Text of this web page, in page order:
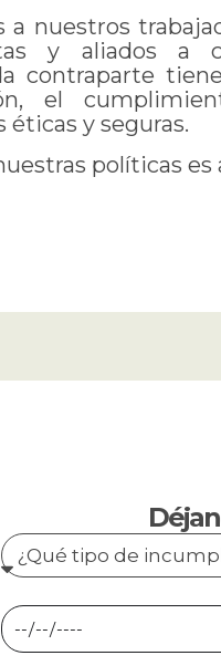
a nuestros
y aliados a
contraparte
el
éticas y seguras.
políticas